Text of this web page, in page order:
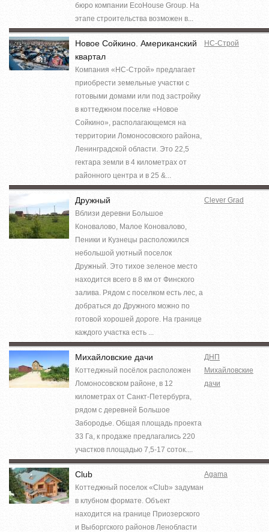
бюро компании EcoHouse Group. На
этапе строительства возможен в...
Новое Сойкино. Американский
квартал
Компания «НС-Строй» предлагает
приобрести земельные участки с
готовыми домами или под застройку
в коттеджном поселке «Новое
Сойкино», располагающемся на
территории Ломоносовского района,
Ленинградской области. Это 22,5
гектара земли в 4 километрах от
районного центра и в 25 &...
НС-Строй
Дружный
Вблизи деревни Большое
Коновалово, Малое Коновалово,
Пеники и Кузнецы расположился
небольшой уютный поселок
Дружный. Это тихое зеленое место
находится всего в 8 км от Финского
залива. Рядом с поселком есть лес, а
добраться до Дружного можно по
готовой хорошей дороге. На границе
каждого участка есть ...
Clever Grad
Михайловские дачи
Коттеджный посёлок расположен
Ломоносовском районе, в 12
километрах от Санкт-Петербурга,
рядом с деревней Большое
Забородье. Общая площадь проекта
33 Га, к продаже предлагались 220
участков площадью 7,5-17 соток....
ДНП
Михайловские
дачи
Club
Коттеджный поселок «Club» задуман
в клубном формате. Объект
находится на границе Приозерского
и Выборгского районов Ленобласти
Agama